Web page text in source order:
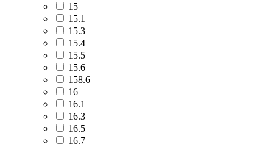
15
15.1
15.3
15.4
15.5
15.6
158.6
16
16.1
16.3
16.5
16.7